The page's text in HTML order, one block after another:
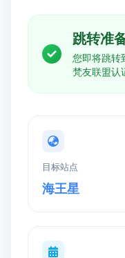
跳转准
您即将跳转
梵友联盟认
目标站点
海王星